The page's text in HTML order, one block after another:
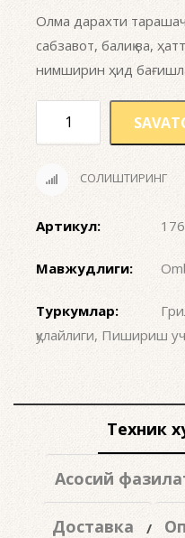
Олма дарахти
сабзавот, балиқ ва,
нимширин ҳид
СОЛИШТИРИНГ
Артикул:
Мавжудлиги:
Туркумлар:
қулайлиги, Пишириш
Техник
Асосий
Доставка